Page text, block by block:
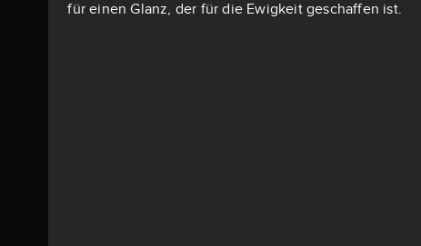
für einen Glanz, der für die Ewigkeit geschaffen ist.